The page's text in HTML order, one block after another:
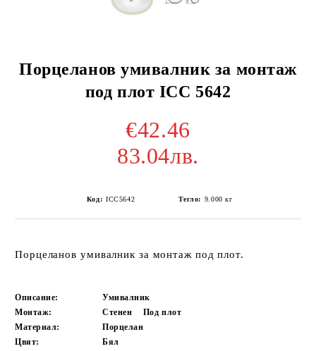
Порцеланов умивалник за монтаж
под плот ICC 5642
€42.46
83.04лв.
Код: ICC5642 Тегло: 9.000 кг
Порцеланов умивалник за монтаж под плот.
Описание:
Умивалник
Монтаж:
Стенен
Под плот
Материал:
Порцелан
Цвят:
Бял